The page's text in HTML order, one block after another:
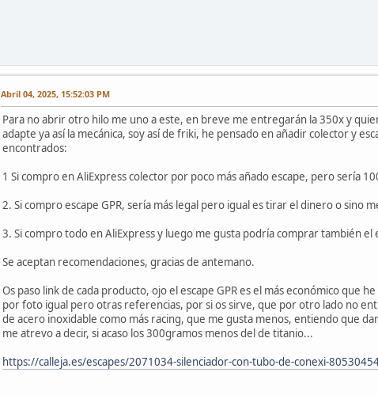
Abril 04, 2025, 15:52:03 PM
Para no abrir otro hilo me uno a este, en breve me entregarán la 350x y
adapte ya así la mecánica, soy así de friki, he pensado en añadir colector y
encontrados:
1 Si compro en AliExpress colector por poco más añado escape, pero sería
2. Si compro escape GPR, sería más legal pero igual es tirar el dinero o sino
3. Si compro todo en AliExpress y luego me gusta podría comprar también
Se aceptan recomendaciones, gracias de antemano.
Os paso link de cada producto, ojo el escape GPR es el más económico que
por foto igual pero otras referencias, por si os sirve, que por otro lado no
de acero inoxidable como más racing, que me gusta menos, entiendo que
me atrevo a decir, si acaso los 300gramos menos del de titanio...
https://calleja.es/escapes/2071034-silenciador-con-tubo-de-conexi-